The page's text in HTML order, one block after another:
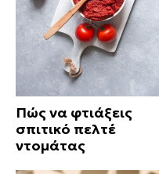
Πώς να φτιάξεις
σπιτικό πελτέ
ντομάτας